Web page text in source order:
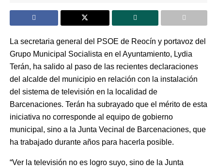
La secretaria general del PSOE de Reocín y portavoz del
Grupo Municipal Socialista en el Ayuntamiento, Lydia
Terán, ha salido al paso de las recientes declaraciones
del alcalde del municipio en relación con la instalación
del sistema de televisión en la localidad de
Barcenaciones. Terán ha subrayado que el mérito de esta
iniciativa no corresponde al equipo de gobierno
municipal, sino a la Junta Vecinal de Barcenaciones, que
ha trabajado durante años para hacerla posible.
“Ver la televisión no es logro suyo, sino de la Junta